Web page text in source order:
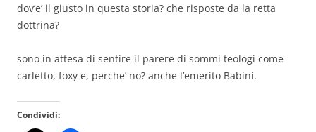
dov’e’ il giusto in questa storia? che risposte da la retta
dottrina?
sono in attesa di sentire il parere di sommi teologi come
carletto, foxy e, perche’ no? anche l’emerito Babini.
Condividi: